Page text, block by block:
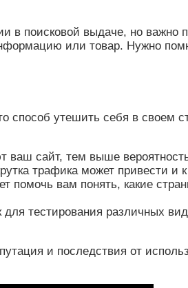
в поисковой выдаче, но важно
или товар. Нужно
способ утешить себя в своем
сайт, тем выше
трафика может привести и
помочь вам понять, какие
тестирования различных
и последствия от